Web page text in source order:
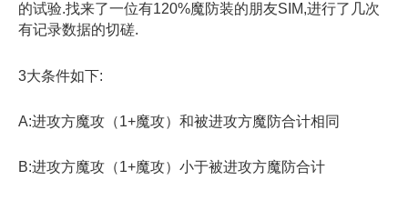
的试验.找来了一位有120%魔防装的朋友SIM,进行了几次
有记录数据的切磋.
3大条件如下:
A:进攻方魔攻（1+魔攻）和被进攻方魔防合计相同
B:进攻方魔攻（1+魔攻）小于被进攻方魔防合计